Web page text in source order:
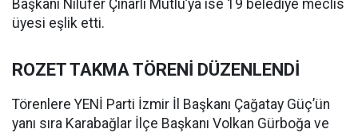
Başkanı Nilüfer Çınarlı Mutlu’ya ise 19 belediye meclis
üyesi eşlik etti.
ROZET TAKMA TÖRENİ DÜZENLENDİ
Törenlere YENİ Parti İzmir İl Başkanı Çağatay Güç’ün
yanı sıra Karabağlar İlçe Başkanı Volkan Gürboğa ve